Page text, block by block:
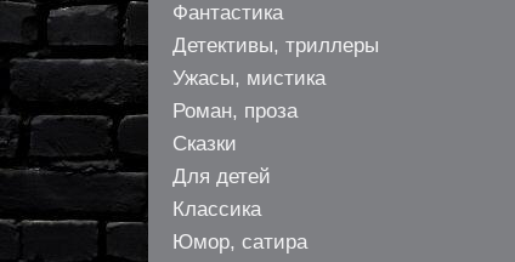
Фантастика
Детективы, триллеры
Ужасы, мистика
Роман, проза
Сказки
Для детей
Классика
Юмор, сатира